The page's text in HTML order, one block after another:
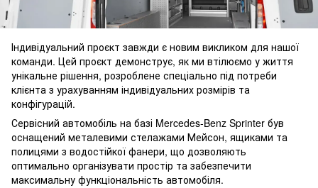
Індивідуальний проєкт завжди є новим викликом для нашої
команди. Цей проєкт демонструє, як ми втілюємо у життя
унікальне рішення, розроблене спеціально під потреби
клієнта з урахуванням індивідуальних розмірів та
конфігурацій.
Сервісний автомобіль на базі Mercedes-Benz Sprinter був
оснащений металевими стелажами Мейсон, ящиками та
полицями з водостійкої фанери, що дозволяють
оптимально організувати простір та забезпечити
максимальну функціональність автомобіля.